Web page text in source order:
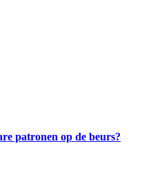
patronen op de beurs?